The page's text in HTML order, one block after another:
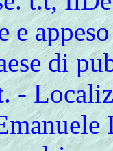
e
di
-